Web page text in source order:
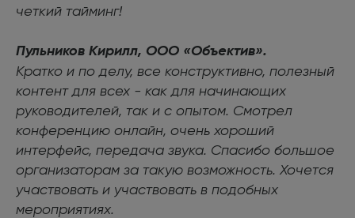
четкий тайминг!
Пульников Кирилл, ООО «Объектив».
Кратко и по делу, все конструктивно, полезный
контент для всех - как для начинающих
руководителей, так и с опытом. Смотрел
конференцию онлайн, очень хороший
интерфейс, передача звука. Спасибо большое
организаторам за такую возможность. Хочется
участвовать и участвовать в подобных
мероприятиях.